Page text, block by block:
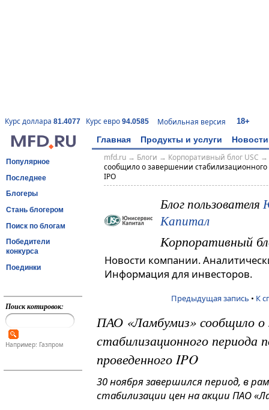
Курс доллара 81.4077 Курс евро 94.0585 Мобильная версия 18+
Главная Продукты и услуги Новости
Популярное
Последнее
Блогеры
Стань блогером
Поиск по блогам
Победители
конкурса
Поединки
Поиск котировок:
Например: Газпром
mfd.ru→ Блоги → Корпоративный блог USC →
сообщило о завершении
IPO
Блог пользователя
Капитал
Корпоративный
Новости компании.
Информация для инвесторов.
Предыдущая запись • К
ПАО «Ламбумиз» сообщило о
стабилизационного периода
проведенного IPO
30 ноября завершился период, в
стабилизации цен на акции ПАО